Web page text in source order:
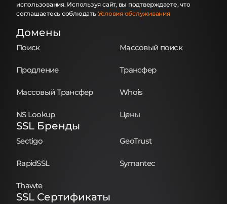
использования. Используя сайт, вы подтверждаете, что
соглашаетесь соблюдать Условия обслуживания
Домены
Поиск Массовый поиск
Продление Трансфер
Массовый Трансфер Whois
NS Lookup Цены
SSL Бренды
Sectigo GeoTrust
RapidSSL Symantec
Thawte
SSL Сертификаты